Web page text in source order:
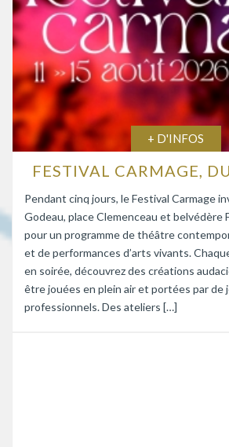
+ D'INFOS
Pendant cinq jours, le Festival Carmage
Godeau, place Clemenceau et belvédère
pour un programme de théâtre
et de performances d’arts vivants.
en soirée, découvrez des créations
être jouées en plein air et portées par de
professionnels. Des ateliers […]